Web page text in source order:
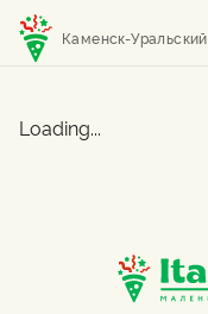
Каменск-Уральский
Loading...